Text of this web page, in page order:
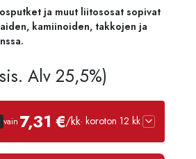
ja muut liitososat sopivat
kamiinoiden, takkojen ja
Alv 25,5%)
vain 7,31 €/kk· koroton 12 kk